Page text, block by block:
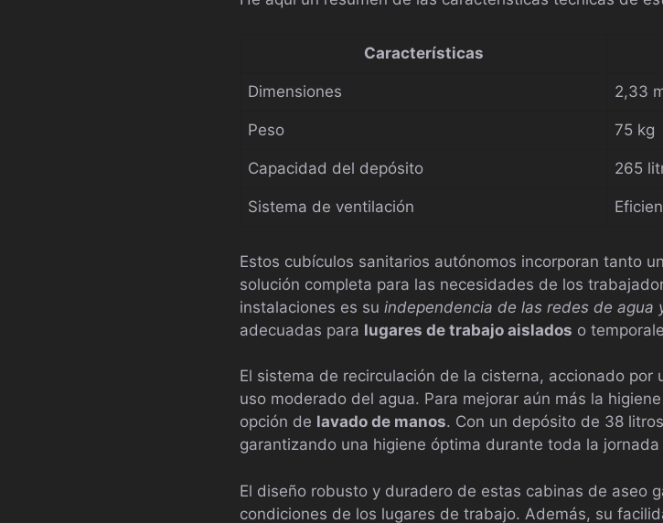
Características
Dimensiones 2,33
Peso 75 kg
Capacidad del depósito 265
Sistema de ventilación
Estos cubículos sanitarios autónomos incorporan tanto un
solución completa para las necesidades de los
instalaciones es su independencia de las redes de agua
adecuadas para lugares de trabajo aislados o
El sistema de recirculación de la cisterna, accionado
uso moderado del agua. Para mejorar aún más la
opción de lavado de manos. Con un depósito de 38
garantizando una higiene óptima durante toda la jornada
El diseño robusto y duradero de estas cabinas de aseo
condiciones de los lugares de trabajo. Además, su